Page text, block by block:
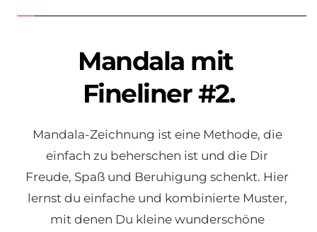
Mandala mit
Fineliner #2.
Mandala-Zeichnung ist eine Methode, die
einfach zu beherschen ist und die Dir
Freude, Spaß und Beruhigung schenkt. Hier
lernst du einfache und kombinierte Muster,
mit denen Du kleine wunderschöne